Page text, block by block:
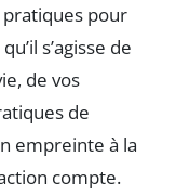
pour
s’agisse de
de vos
de
empreinte à la
compte.